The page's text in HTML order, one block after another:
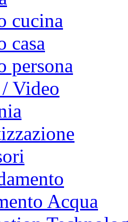
cucina
casa
persona
Video
Acqua